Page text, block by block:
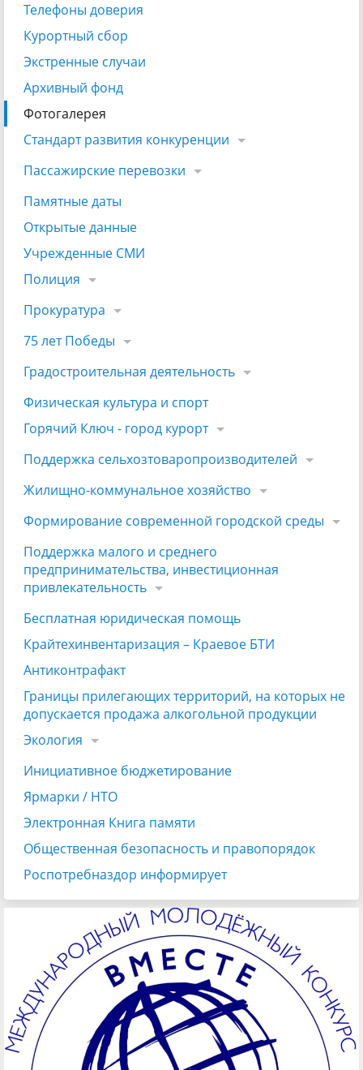
Телефоны доверия
Курортный сбор
Экстренные случаи
Архивный фонд
Фотогалерея
Стандарт развития конкуренции
Пассажирские перевозки
Памятные даты
Открытые данные
Учрежденные СМИ
Полиция
Прокуратура
75 лет Победы
Градостроительная деятельность
Физическая культура и спорт
Горячий Ключ - город курорт
Поддержка сельхозтоваропроизводителей
Жилищно-коммунальное хозяйство
Формирование современной городской среды
Поддержка малого и среднего
предпринимательства, инвестиционная
привлекательность
Бесплатная юридическая помощь
Крайтехинвентаризация – Краевое БТИ
Антиконтрафакт
Границы прилегающих территорий, на которых не
допускается продажа алкогольной продукции
Экология
Инициативное бюджетирование
Ярмарки / НТО
Электронная Книга памяти
Общественная безопасность и правопорядок
Роспотребназдор информирует